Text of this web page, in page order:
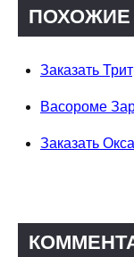
ПОХОЖИЕ
Заказать
Васороме
Заказать